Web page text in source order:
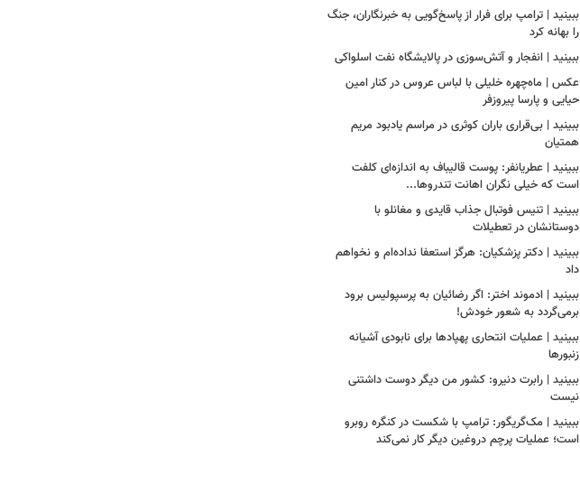
ببینید | ترامپ برای فرار از پاسخ‌گویی به خبرنگاران، جنگ
را بهانه کرد
ببینید | انفجار و آتش‌سوزی در پالایشگاه نفت اسلواکی
عکس | ماه‌چهره خلیلی با لباس عروس در کنار امین
حیایی و پارسا پیروزفر
ببینید | بی‌قراری باران کوثری در مراسم یادبود مریم
همتیان
ببینید | عطریانفر: پوست قالیباف به اندازه‌ای کلفت
است که خیلی نگران اهانت تندروها...
ببینید | تنیس فوتبال جذاب قایدی و مغانلو با
دوستانشان در تعطیلات
ببینید | دکتر پزشکیان: هرگز استعفا نداده‌ام و نخواهم
داد
ببینید | ادموند اختر: اگر رضائیان به پرسپولیس برود
برمی‌گردد به شعور خودش!
ببینید | عملیات انتحاری پهپادها برای نابودی آشیانه
زنبورها
ببینید | رابرت دنیرو: کشور من دیگر دوست داشتنی
نیست
ببینید | مک‌گریگور: ترامپ با شکست در کنگره روبرو
است؛ عملیات پرچم دروغین دیگر کار نمی‌کند